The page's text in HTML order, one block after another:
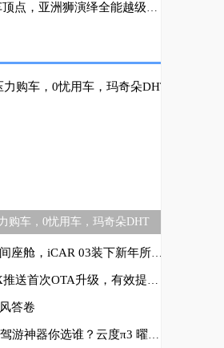
点，亚洲狮演绎全能越级实力
购车，0忧用车，玛奇朵DHT
舱，iCAR 03装下新年所有期待！
OTA升级，有效提升哈弗品牌智能新高度
答卷
器你选谁？云度π3 曜越版VS小鹏G3